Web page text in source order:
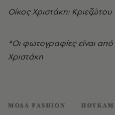
Οίκος Χριστάκη:
*Οι φωτογραφίες είναι
Χριστάκη
ΜΟΔΑ FASHION